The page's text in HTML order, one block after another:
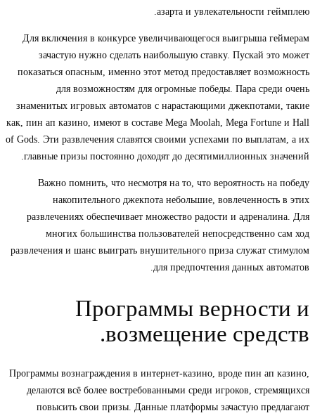
азарта и увлекательности геймплею.
Для включения в конкурсе увеличивающегося выигрыша геймерам
зачастую нужно сделать наибольшую ставку. Пускай это может
показаться опасным, именно этот метод предоставляет возможность
для возможностям для огромные победы. Пара среди очень
знаменитых игровых автоматов с нарастающими джекпотами, такие
как, пин ап казино, имеют в составе Mega Moolah, Mega Fortune и Hall
of Gods. Эти развлечения славятся своими успехами по выплатам, а их
главные призы постоянно доходят до десятимиллионных значений.
Важно помнить, что несмотря на то, что вероятность на победу
накопительного джекпота небольшие, вовлеченность в этих
развлечениях обеспечивает множество радости и адреналина. Для
многих большинства пользователей непосредственно сам ход
развлечения и шанс выиграть внушительного приза служат стимулом
для предпочтения данных автоматов.
Программы верности и
возмещение средств.
Программы вознаграждения в интернет-казино, вроде пин ап казино,
делаются всё более востребованными среди игроков, стремящихся
повысить свои призы. Данные платформы зачастую предлагают